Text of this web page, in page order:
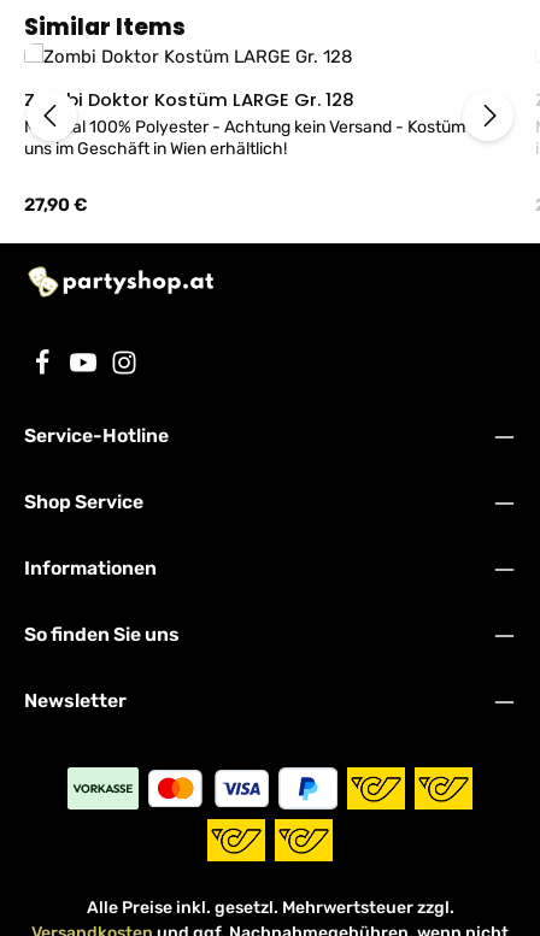
Produktgalerie überspringen
Similar Items
Zombi Doktor Kostüm LARGE Gr. 128
Material 100% Polyester - Achtung kein Versand - Kostüm bei
uns im Geschäft in Wien erhältlich!
Regulärer Preis:
27,90 €
Service-Hotline
Shop Service
Informationen
So finden Sie uns
Newsletter
Alle Preise inkl. gesetzl. Mehrwertsteuer zzgl.